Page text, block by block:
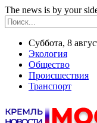
The news is by your
Суббота, 8
Экология
Общество
Происшествия
Транспорт